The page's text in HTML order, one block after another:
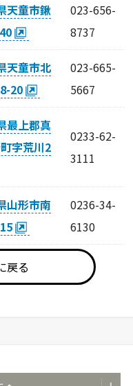
天童市鍬
023-656-
8737
天童市北
20
023-665-
5667
最上郡真
字荒川2
0233-62-
3111
山形市南
0236-34-
6130
戻る